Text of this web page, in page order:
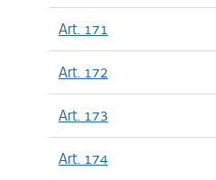
Art. 171
Art. 172
Art. 173
Art. 174